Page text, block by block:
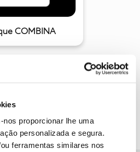
proporcionar lhe uma
personalizada e segura.
ferramentas similares nos
COMBINA
de julho